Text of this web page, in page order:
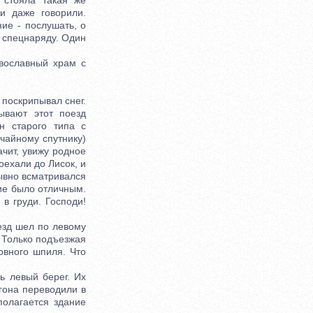
даже говорили.
- послушать, о
Один
храм с
снег.
этот поезд
старого типа с
спутнику)
увижу родное
до Лисок, и
всматривался
было отличным.
груди. Господи!
шел по левому
подъезжая
шпиля. Что
берег. Их
переводили в
здание